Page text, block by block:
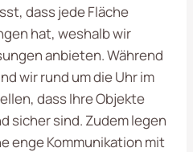
dass jede Fläche
hat, weshalb wir
anbieten. Während
wir rund um die Uhr im
dass Ihre Objekte
sicher sind. Zudem legen
enge Kommunikation mit